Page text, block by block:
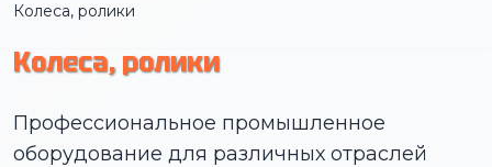
Колеса, ролики
Колеса, ролики
Профессиональное промышленное
оборудование для различных отраслей